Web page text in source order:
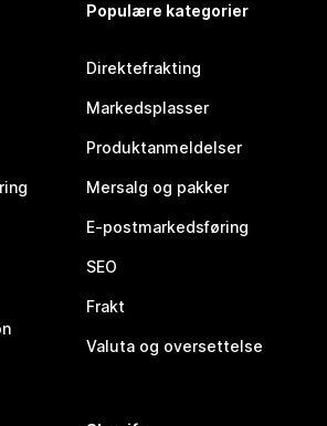
Populære kategorier
Direktefrakting
Markedsplasser
Produktanmeldelser
Mersalg og pakker
E-postmarkedsføring
SEO
Frakt
Valuta og oversettelse